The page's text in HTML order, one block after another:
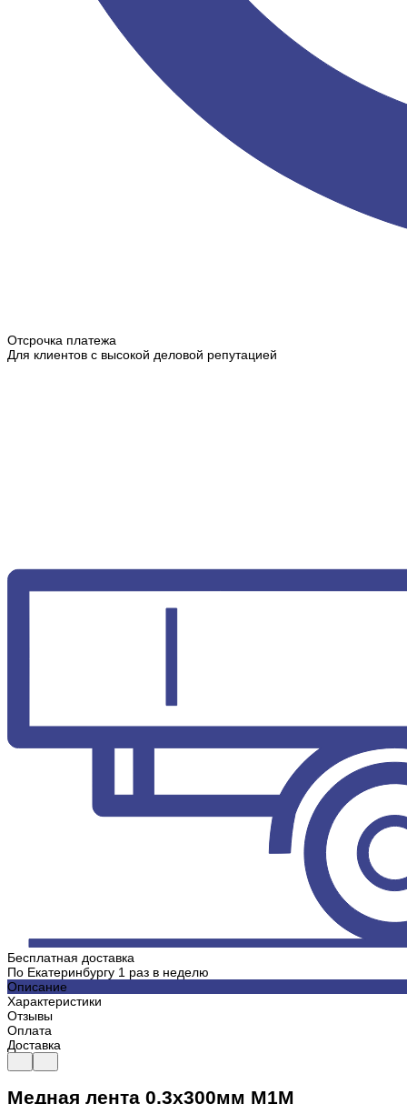
Отсрочка платежа
Для клиентов с высокой деловой репутацией
Бесплатная доставка
По Екатеринбургу 1 раз в неделю
Описание
Характеристики
Отзывы
Оплата
Доставка
Медная лента 0,3х300мм М1М